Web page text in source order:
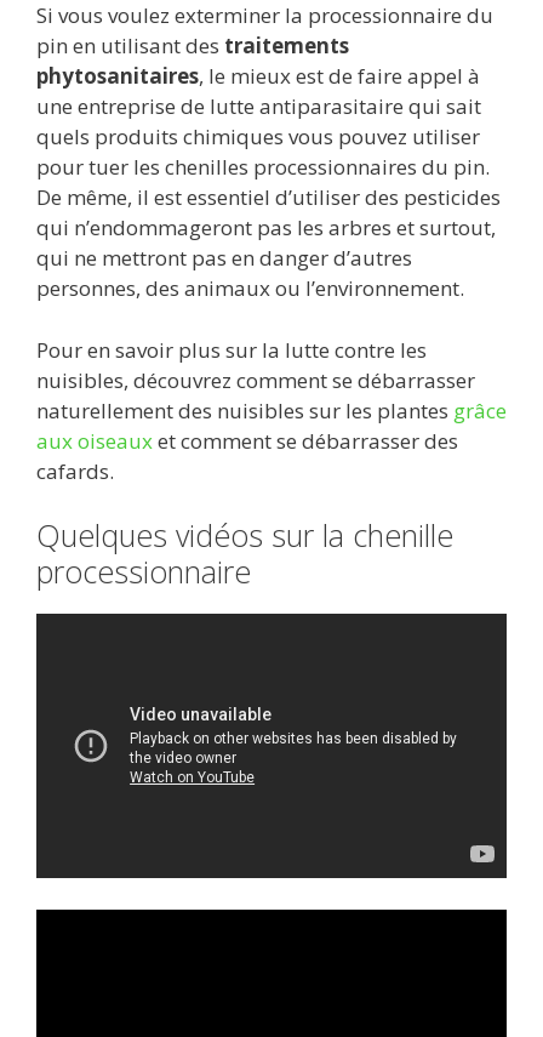
Si vous voulez exterminer la processionnaire du
pin en utilisant des traitements
phytosanitaires, le mieux est de faire appel à
une entreprise de lutte antiparasitaire qui sait
quels produits chimiques vous pouvez utiliser
pour tuer les chenilles processionnaires du pin.
De même, il est essentiel d’utiliser des pesticides
qui n’endommageront pas les arbres et surtout,
qui ne mettront pas en danger d’autres
personnes, des animaux ou l’environnement.
Pour en savoir plus sur la lutte contre les
nuisibles, découvrez comment se débarrasser
naturellement des nuisibles sur les plantes grâce
aux oiseauxet comment se débarrasser des
cafards.
Quelques vidéos sur la chenille
processionnaire